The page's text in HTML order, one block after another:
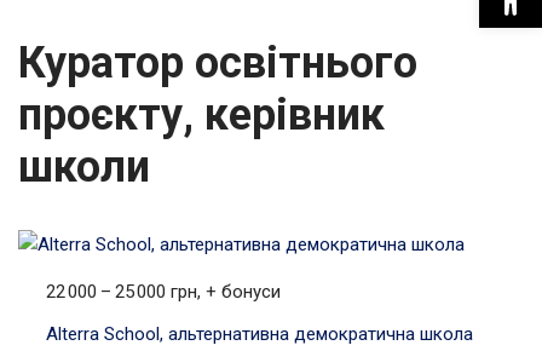
Куратор освітнього
проєкту, керівник
школи
22 000 – 25 000 грн, + бонуси
Alterra School, альтернативна демократична школа